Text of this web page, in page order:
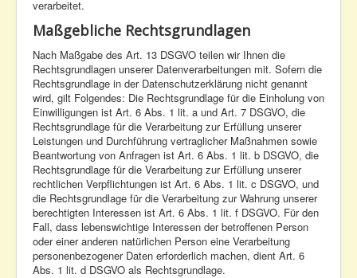
verarbeitet.
Maßgebliche Rechtsgrundlagen
Nach Maßgabe des Art. 13 DSGVO teilen wir Ihnen die
Rechtsgrundlagen unserer Datenverarbeitungen mit. Sofern die
Rechtsgrundlage in der Datenschutzerklärung nicht genannt
wird, gilt Folgendes: Die Rechtsgrundlage für die Einholung von
Einwilligungen ist Art. 6 Abs. 1 lit. a und Art. 7 DSGVO, die
Rechtsgrundlage für die Verarbeitung zur Erfüllung unserer
Leistungen und Durchführung vertraglicher Maßnahmen sowie
Beantwortung von Anfragen ist Art. 6 Abs. 1 lit. b DSGVO, die
Rechtsgrundlage für die Verarbeitung zur Erfüllung unserer
rechtlichen Verpflichtungen ist Art. 6 Abs. 1 lit. c DSGVO, und
die Rechtsgrundlage für die Verarbeitung zur Wahrung unserer
berechtigten Interessen ist Art. 6 Abs. 1 lit. f DSGVO. Für den
Fall, dass lebenswichtige Interessen der betroffenen Person
oder einer anderen natürlichen Person eine Verarbeitung
personenbezogener Daten erforderlich machen, dient Art. 6
Abs. 1 lit. d DSGVO als Rechtsgrundlage.